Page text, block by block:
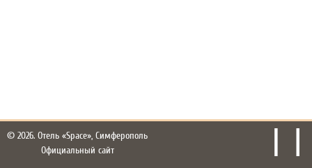
© 2026. Отель «Space», Симферополь
Официальный сайт